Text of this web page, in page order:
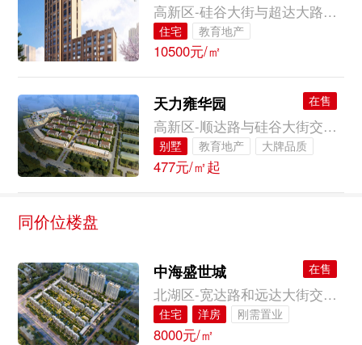
高新区-硅谷大街与超达大路交会南行800米（高新益田喜来登南侧）
住宅 教育地产
10500元/㎡
天力雍华园 在售
高新区-顺达路与硅谷大街交汇，顺达路东行200米
别墅 教育地产 大牌品质
477元/㎡起
同价位楼盘
中海盛世城 在售
北湖区-宽达路和远达大街交会处东行300米
住宅 洋房
刚需置业
教育地产
8000元/㎡